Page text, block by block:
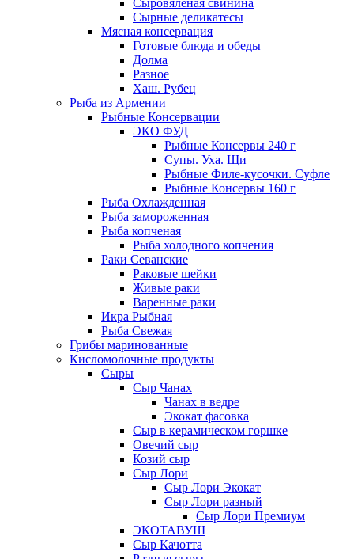
Сыровяленая свинина
Сырные деликатесы
Мясная консервация
Готовые блюда и обеды
Долма
Разное
Хаш. Рубец
Рыба из Армении
Рыбные Консервации
ЭКО ФУД
Рыбные Консервы 240 г
Супы. Уха. Щи
Рыбные Филе-кусочки. Суфле
Рыбные Консервы 160 г
Рыба Охлажденная
Рыба замороженная
Рыба копченая
Рыба холодного копчения
Раки Севанские
Раковые шейки
Живые раки
Варенные раки
Икра Рыбная
Рыба Свежая
Грибы маринованные
Кисломолочные продукты
Сыры
Сыр Чанах
Чанах в ведре
Экокат фасовка
Сыр в керамическом горшке
Овечий сыр
Козий сыр
Сыр Лори
Сыр Лори Экокат
Сыр Лори разный
Сыр Лори Премиум
ЭКОТАВУШ
Сыр Качотта